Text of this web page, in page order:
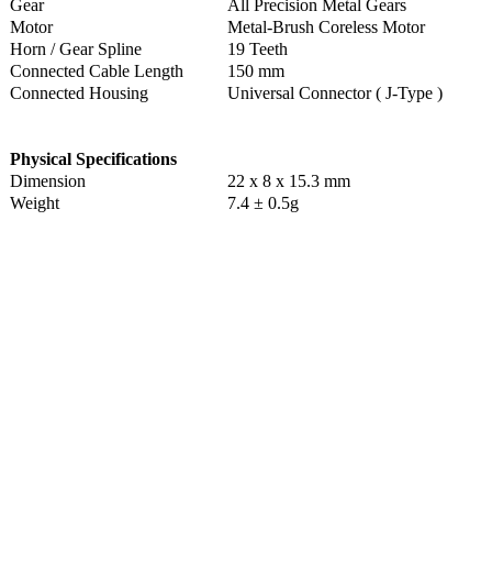
Gear
All Precision Metal Gears
Motor
Metal-Brush Coreless Motor
Horn / Gear Spline
19 Teeth
Connected Cable Length
150 mm
Connected Housing
Universal Connector ( J-Type )
Physical Specifications
Dimension
22 x 8 x 15.3 mm
Weight
7.4 ± 0.5g